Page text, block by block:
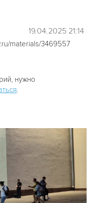
19.04.2025 21:14
materials/3469557
нужно